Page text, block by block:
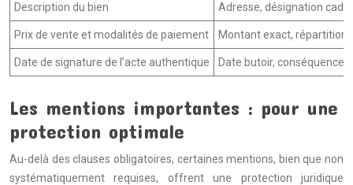
Description du bien Adresse, désignation
Prix de vente et modalités de paiement Montant exact, répartition
Date de signature de l’acte authentique Date butoir,
Les mentions importantes : pour une
protection optimale
Au-delà des clauses obligatoires, certaines mentions, bien que non
systématiquement requises, offrent une protection juridique